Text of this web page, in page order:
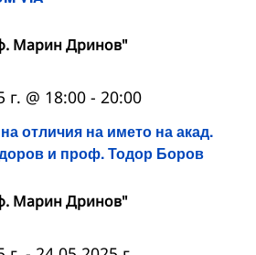
Марин Дринов"
отличия на името на акад.
и проф. Тодор Боров
г. @ 18:00 - 20:00
Марин Дринов"